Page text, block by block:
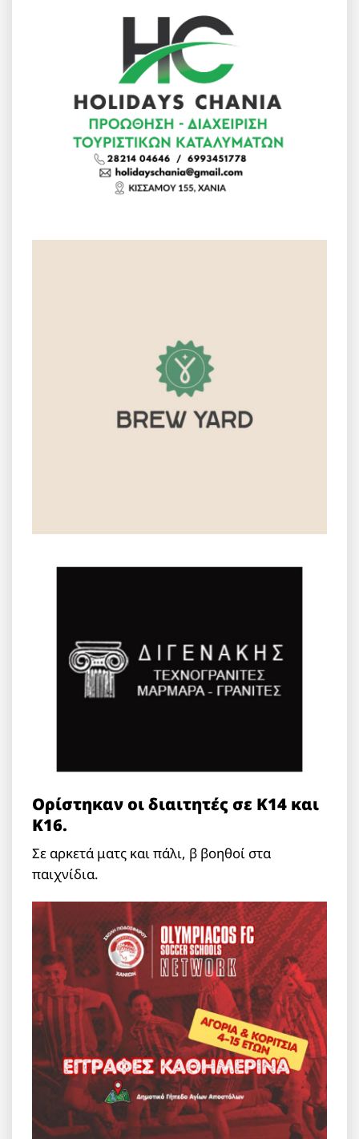
Ορίστηκαν οι διαιτητές σε Κ14 και
Κ16.
Σε αρκετά ματς και πάλι, β βοηθοί στα
παιχνίδια.